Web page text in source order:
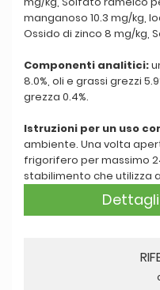
manganoso 10.3 mg/kg,
Ossido di zinco 8 mg/kg,
Componenti analitici:
8.0%, oli e grassi grezzi
grezza 0.4%.
Istruzioni per un uso
ambiente. Una volta
frigorifero per massimo
stabilimento che utilizza